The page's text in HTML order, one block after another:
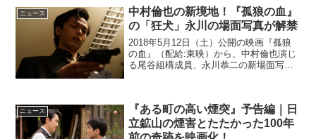
ニュース
中村倫也の新境地！『孤狼の血』
の「狂犬」永川の場面写真が解禁
2018年5月12日（土）公開の映画『孤狼
の血』（配給:東映）から、中村倫也演じ
る尾谷組構成員、永川恭二の新場面写真4
禁となった...
ニュース
『ある町の高い煙突』予告編｜日
立鉱山の煙害とたたかった100年